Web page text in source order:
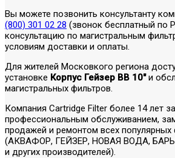
Вы можете позвонить консультанту
(800) 301 02 28 (звонок бесплатный по
консультацию по магистральным
условиям доставки и оплаты.
Для жителей Московкого региона
установке Корпус Гейзер ВВ 10"и
магистральных фильтров.
Компания Cartridge Filter более 14 лет
профессиональным обслуживанием,
продажей и ремонтом всех
(АКВАФОР, ГЕЙЗЕР, НОВАЯ ВОДА,
и других производителей).